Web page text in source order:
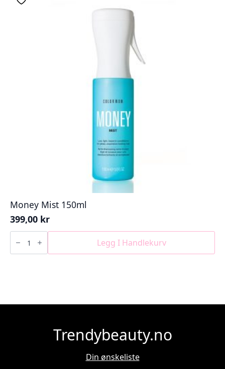
Money Mist 150ml
399,00 kr
Money
Mist
150ml
antall
Legg I Handlekurv
Trendybeauty.no
Din ønskeliste